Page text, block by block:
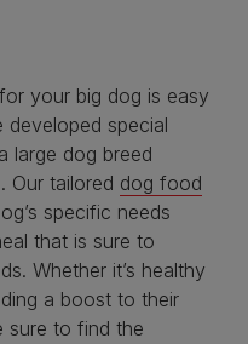
your big dog is easy
developed special
large dog breed
Our tailored dog food
specific needs
that is sure to
Whether it’s healthy
a boost to their
sure to find the